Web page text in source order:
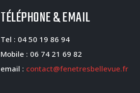
TÉLÉPHONE & EMAIL
Tel : 04 50 19 86 94
Mobile : 06 74 21 69 82
email : contact@fenetresbellevue.fr